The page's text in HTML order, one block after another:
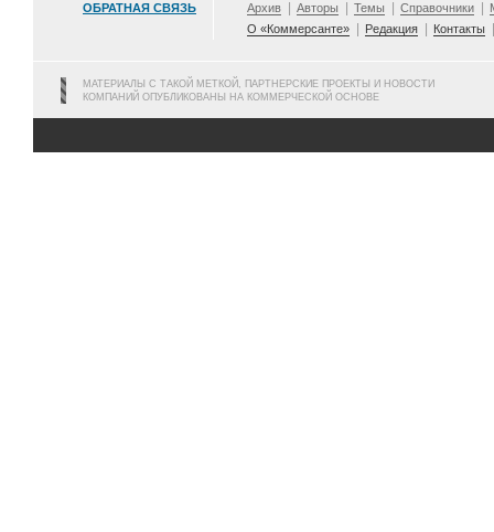
ОБРАТНАЯ СВЯЗЬ Архив Авторы Темы Справочники
О «Коммерсанте»
Редакция Контакты
МАТЕРИАЛЫ С ТАКОЙ МЕТКОЙ, ПАРТНЕРСКИЕ ПРОЕКТЫ И НОВОСТИ
КОМПАНИЙ ОПУБЛИКОВАНЫ НА КОММЕРЧЕСКОЙ ОСНОВЕ